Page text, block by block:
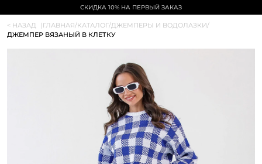
СКИДКА 10% НА ПЕРВЫЙ ЗАКАЗ
< НАЗАД |ГЛАВНАЯ/КАТАЛОГ/ДЖЕМПЕРЫ И ВОДОЛАЗКИ/
ДЖЕМПЕР ВЯЗАНЫЙ В КЛЕТКУ